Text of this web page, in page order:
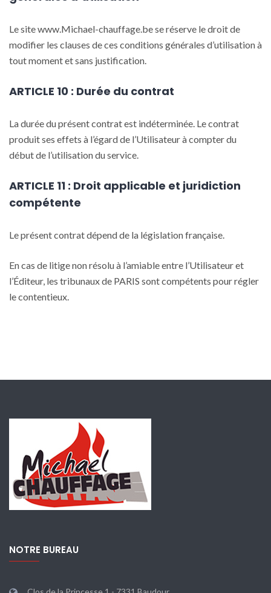
Le site www.Michael-chauffage.be se réserve le droit de
modifier les clauses de ces conditions générales d’utilisation à
tout moment et sans justification.
ARTICLE 10 : Durée du contrat
La durée du présent contrat est indéterminée. Le contrat
produit ses effets à l’égard de l’Utilisateur à compter du
début de l’utilisation du service.
ARTICLE 11 : Droit applicable et juridiction
compétente
Le présent contrat dépend de la législation française.
En cas de litige non résolu à l’amiable entre l’Utilisateur et
l’Éditeur, les tribunaux de PARIS sont compétents pour régler
le contentieux.
NOTRE BUREAU